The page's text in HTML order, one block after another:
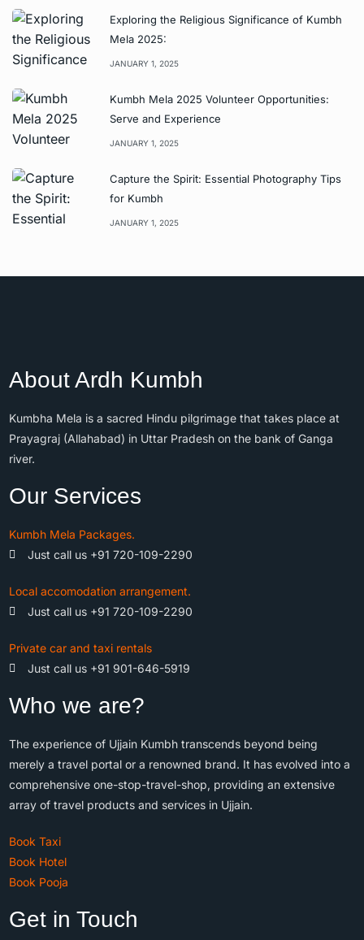
Exploring the Religious Significance of Kumbh
Mela 2025:
JANUARY 1, 2025
Kumbh Mela 2025 Volunteer Opportunities:
Serve and Experience
JANUARY 1, 2025
Capture the Spirit: Essential Photography Tips
for Kumbh
JANUARY 1, 2025
About Ardh Kumbh
Kumbha Mela is a sacred Hindu pilgrimage that takes place at
Prayagraj (Allahabad) in Uttar Pradesh on the bank of Ganga
river.
Our Services
Kumbh Mela Packages.
Just call us +91 720-109-2290
Local accomodation arrangement.
Just call us +91 720-109-2290
Private car and taxi rentals
Just call us +91 901-646-5919
Who we are?
The experience of Ujjain Kumbh transcends beyond being
merely a travel portal or a renowned brand. It has evolved into a
comprehensive one-stop-travel-shop, providing an extensive
array of travel products and services in Ujjain.
Book Taxi
Book Hotel
Book Pooja
Get in Touch